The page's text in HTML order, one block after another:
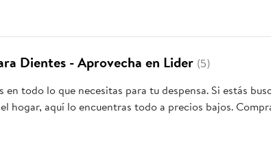
Dientes - Aprovecha en Lider (5)
todo lo que necesitas para tu despensa. Si estás
hogar, aquí lo encuentras todo a precios bajos.
conveniente para ti y tu familia.